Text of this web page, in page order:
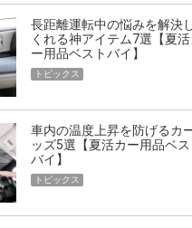
長距離運転中の悩みを解決
くれる神アイテム7選【夏活
ー用品ベストバイ】
トピックス
車内の温度上昇を防げるカ
ッズ5選【夏活カー用品ベス
バイ】
トピックス